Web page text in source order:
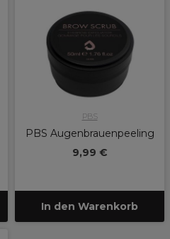
PBS
PBS Augenbrauenpeeling
9,99 €
In den Warenkorb